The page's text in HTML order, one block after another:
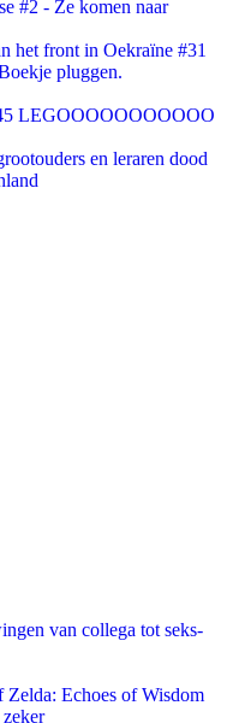
#2 - Ze komen naar
het front in Oekraïne #31
pluggen.
LEGOOOOOOOOOOO
en leraren dood
van collega tot seks-
Zelda: Echoes of Wisdom